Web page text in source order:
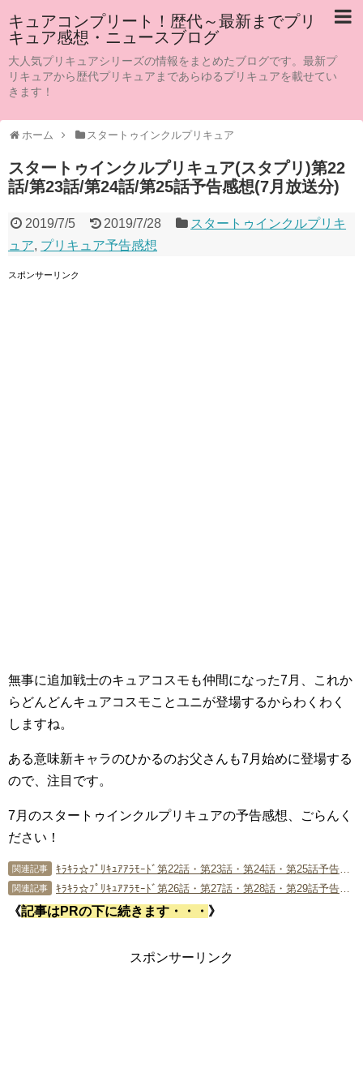
キュアコンプリート！歴代～最新までプリ
キュア感想・ニュースブログ
大人気プリキュアシリーズの情報をまとめたブログです。最新プ
リキュアから歴代プリキュアまであらゆるプリキュアを載せてい
きます！
ホーム スタートゥインクルプリキュア
スタートゥインクルプリキュア(スタプリ)第22
話/第23話/第24話/第25話予告感想(7月放送分)
2019/7/5 2019/7/28
スタートゥインクルプリキ
ュア, プリキュア予告感想
スポンサーリンク
無事に追加戦士のキュアコスモも仲間になった7月、これか
らどんどんキュアコスモことユニが登場するからわくわく
しますね。
ある意味新キャラのひかるのお父さんも7月始めに登場する
ので、注目です。
7月のスタートゥインクルプリキュアの予告感想、ごらんく
ださい！
関連記事 ｷﾗｷﾗ☆ﾌﾟﾘｷｭｱｱﾗﾓｰﾄﾞ第22話・第23話・第24話・第25話予告感想(7月放送分)
関連記事 ｷﾗｷﾗ☆ﾌﾟﾘｷｭｱｱﾗﾓｰﾄﾞ第26話・第27話・第28話・第29話予告感想(8月放送分)
《記事はPRの下に続きます・・・ 》
スポンサーリンク